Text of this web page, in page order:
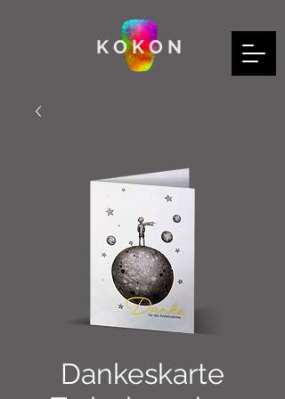
K O K O N
Dankeskarte